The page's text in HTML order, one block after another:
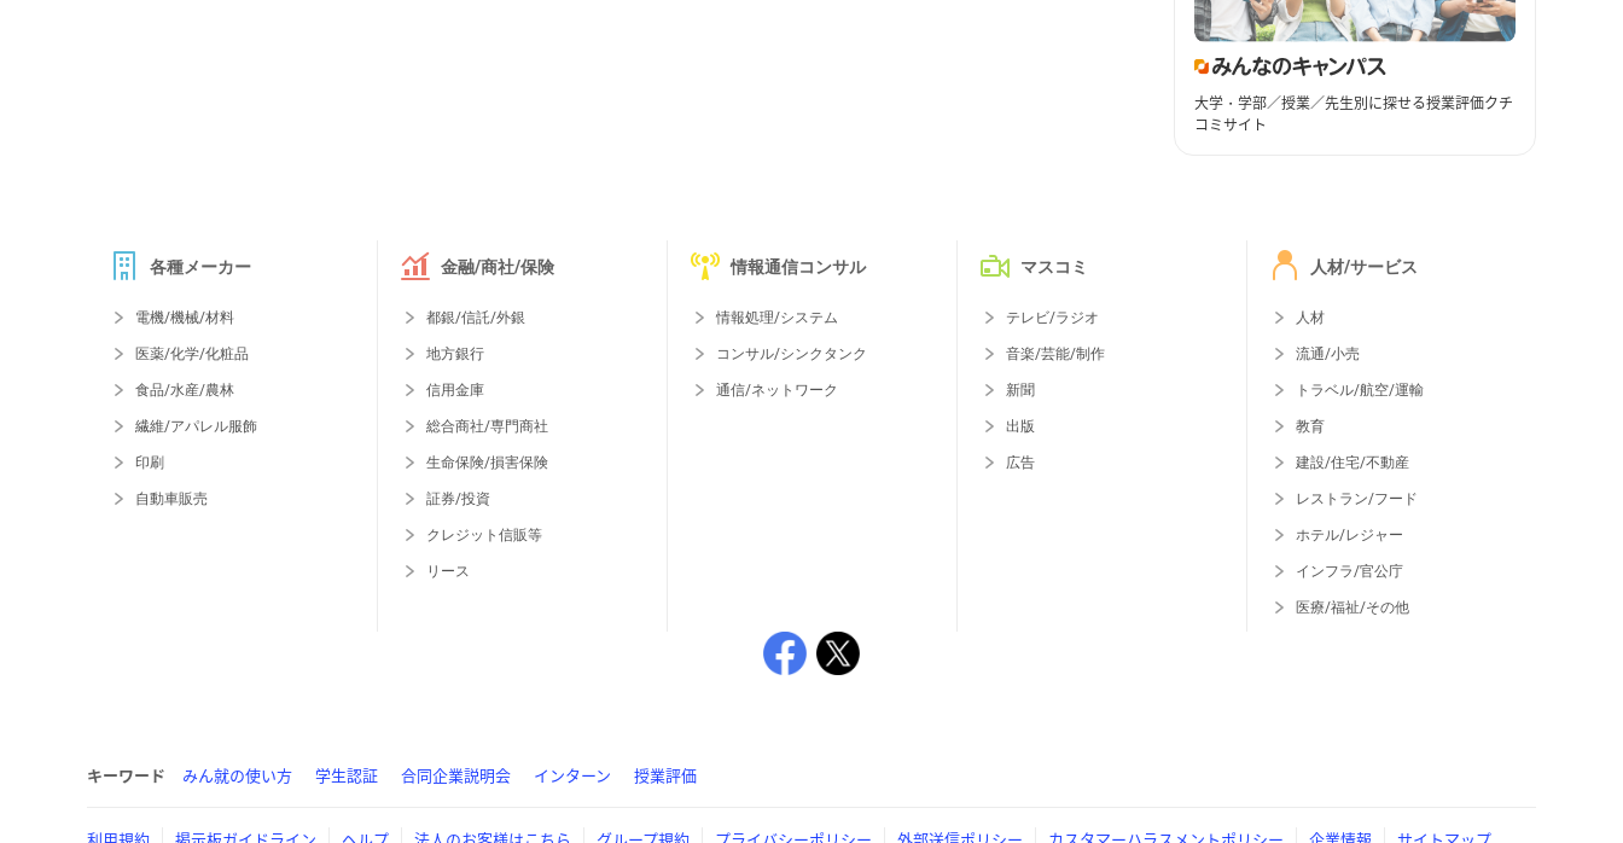
大学・学部／授業／先生別に探せる授業評価クチ
コミサイト
各種メーカー
電機/機械/材料
医薬/化学/化粧品
食品/水産/農林
繊維/アパレル服飾
印刷
自動車販売
金融/商社/保険
都銀/信託/外銀
地方銀行
信用金庫
総合商社/専門商社
生命保険/損害保険
証券/投資
クレジット信販等
リース
情報通信コンサル
情報処理/システム
コンサル/シンクタンク
通信/ネットワーク
マスコミ
テレビ/ラジオ
音楽/芸能/制作
新聞
出版
広告
人材/サービス
人材
流通/小売
トラベル/航空/運輸
教育
建設/住宅/不動産
レストラン/フード
ホテル/レジャー
インフラ/官公庁
医療/福祉/その他
キーワード みん就の使い方 学生認証 合同企業説明会 インターン 授業評価